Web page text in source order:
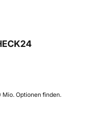
Mio. Optionen finden.